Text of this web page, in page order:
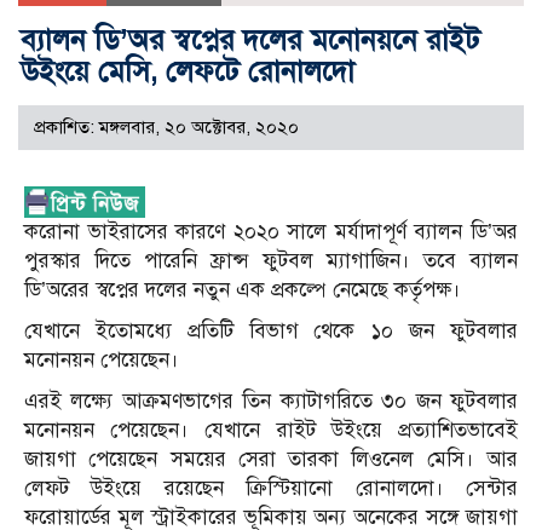
ব্যালন ডি’অর স্বপ্নের দলের মনোনয়নে রাইট
উইংয়ে মেসি, লেফটে রোনালদো
প্রকাশিত: মঙ্গলবার, ২০ অক্টোবর, ২০২০
করোনা ভাইরাসের কারণে ২০২০ সালে মর্যাদাপূর্ণ ব্যালন ডি’অর
পুরস্কার দিতে পারেনি ফ্রান্স ফুটবল ম্যাগাজিন। তবে ব্যালন
ডি’অরের স্বপ্নের দলের নতুন এক প্রকল্পে নেমেছে কর্তৃপক্ষ।
যেখানে ইতোমধ্যে প্রতিটি বিভাগ থেকে ১০ জন ফুটবলার
মনোনয়ন পেয়েছেন।
এরই লক্ষ্যে আক্রমণভাগের তিন ক্যাটাগরিতে ৩০ জন ফুটবলার
মনোনয়ন পেয়েছেন। যেখানে রাইট উইংয়ে প্রত্যাশিতভাবেই
জায়গা পেয়েছেন সময়ের সেরা তারকা লিওনেল মেসি। আর
লেফট উইংয়ে রয়েছেন ক্রিস্টিয়ানো রোনালদো। সেন্টার
ফরোয়ার্ডের মূল স্ট্রাইকারের ভূমিকায় অন্য অনেকের সঙ্গে জায়গা